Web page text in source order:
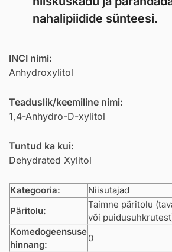
nahalipiidide sünteesi.
INCI nimi:
Anhydroxylitol
Teaduslik/keemiline nimi:
1,4-Anhydro-D-xylitol
Tuntud ka kui:
Dehydrated Xylitol
Kategooria:
Niisutajad
Päritolu:
Taimne päritolu
või
Komedogeensuse
hinnang:
0